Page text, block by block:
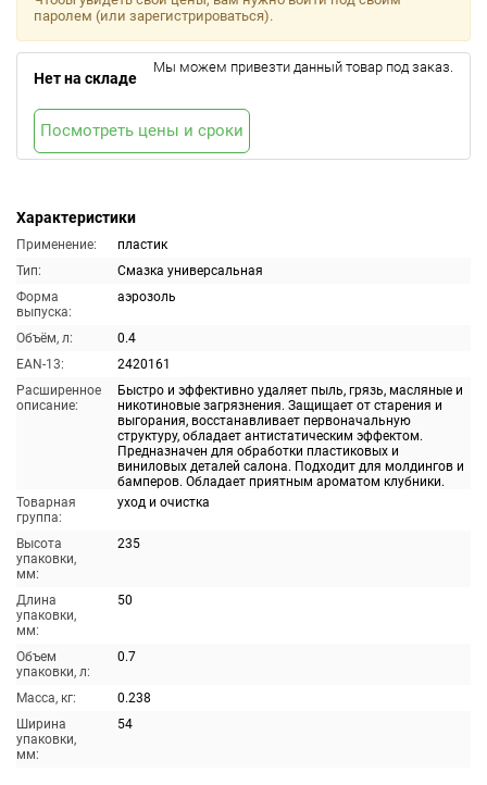
Характеристики
Применение:
пластик
Тип:
Смазка универсальная
Форма
выпуска:
аэрозоль
Объём, л:
0.4
EAN-13:
2420161
Расширенное
описание:
Быстро и эффективно удаляет пыль, грязь, масляные и
никотиновые загрязнения. Защищает от старения и
выгорания, восстанавливает первоначальную
структуру, обладает антистатическим эффектом.
Предназначен для обработки пластиковых и
виниловых деталей салона. Подходит для молдингов и
бамперов. Обладает приятным ароматом клубники.
Товарная
группа:
уход и очистка
Высота
упаковки,
мм:
235
Длина
упаковки,
мм:
50
Объем
упаковки, л:
0.7
Масса, кг:
0.238
Ширина
упаковки,
мм:
54
паролем (или зарегистрироваться).
Нет на складе
Мы можем привезти данный товар под заказ.
Посмотреть цены и сроки